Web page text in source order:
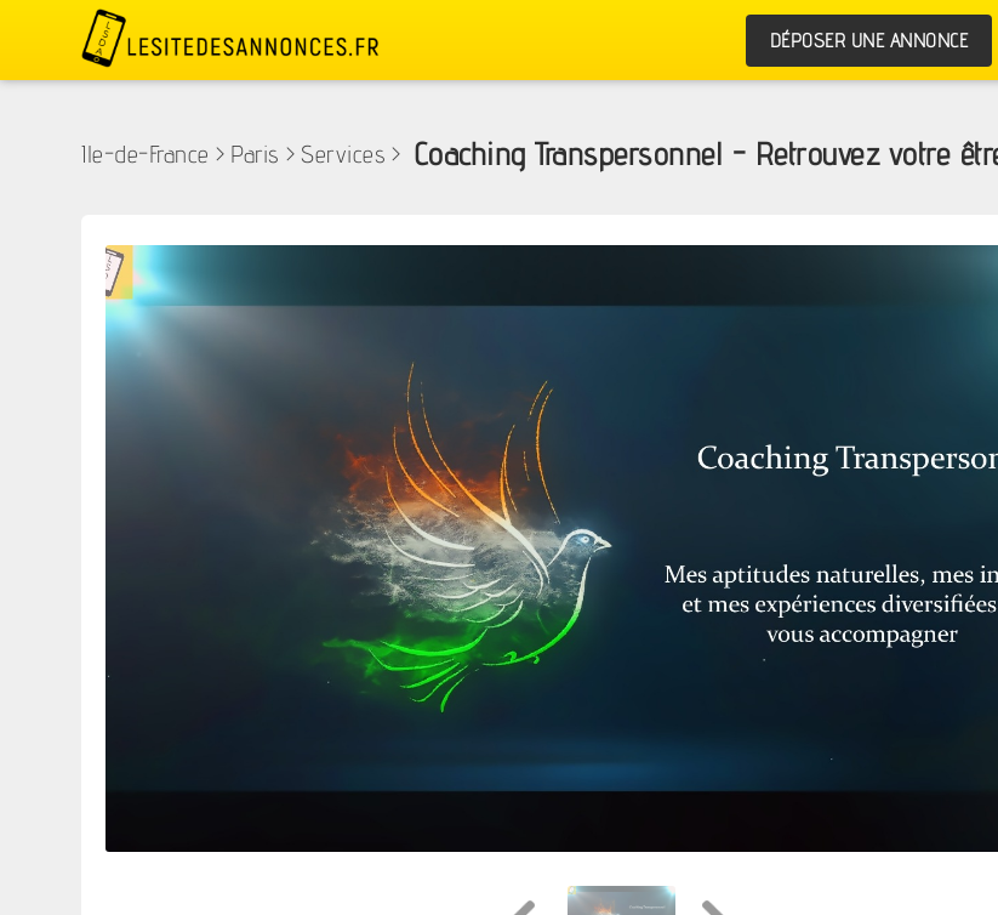
DÉPOSER UNE ANNONCE
Ile-de-France > Paris > Services > Coaching Transpersonnel - Retrouvez votre